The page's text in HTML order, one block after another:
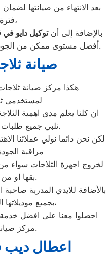
بعد الانتهاء من صيانتها
فترة ممكنة،
بالإضافة إلى أنتوكيل دايو في
أفضل مستوى ممكن من الجودة والكفاءة في صيانة أجهزة دايو.
صيانة
هكذا مركز صيانة
لمستخدمى
ان كلنا يعلم مدى اهمية
نلبي جميع طلبات الصيانه لثلاجات دايو.
لكن نحن دائما نولي عملائنا
مراقبة
لخروج اجهزة الثلاجات سواء
بقها او من منزل العميل.
بالأضافة للايدي المدربة
بجميع موديلاتها القديم منها والحديث،
احصلوا معنا على افضل
مركز صيانة دايو في قها.
اعطال ديب